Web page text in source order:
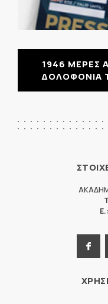
1946 ΜΕΡΕΣ
ΔΟΛΟΦΟΝΙΑ
E.: